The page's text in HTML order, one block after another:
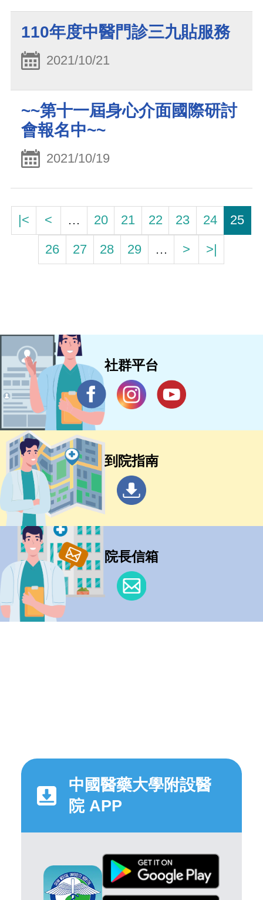
110年度中醫門診三九貼服務
2021/10/21
~~第十一屆身心介面國際研討
會報名中~~
2021/10/19
|< < … 20 21 22 23 24
25
26
27 28 29 … > >|
社群平台
到院指南
院長信箱
中國醫藥大學附設醫
院 APP